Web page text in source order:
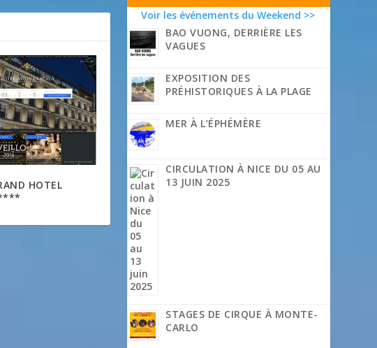
HOTEL
Voir les événements du Weekend >>
BAO VUONG, DERRIÈRE LES
VAGUES
EXPOSITION DES
PRÉHISTORIQUES À LA PLAGE
MER À L’ÉPHÉMÈRE
CIRCULATION À NICE DU 05 AU
13 JUIN 2025
STAGES DE CIRQUE À MONTE-
CARLO